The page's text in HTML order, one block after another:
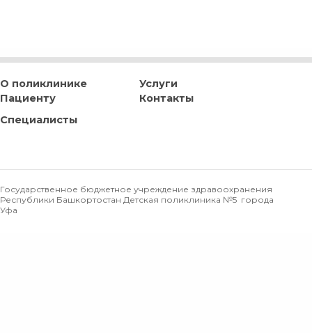
О поликлинике
Пациенту
Услуги
Контакты
Специалисты
Государственное бюджетное учреждение здравоохранения
Республики Башкортостан Детская поликлиника №5 города
Уфа